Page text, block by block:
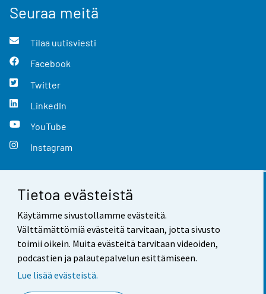
Tietoa evästeistä
Käytämme sivustollamme evästeitä.
Välttämättömiä evästeitä tarvitaan, jotta sivusto
toimii oikein. Muita evästeitä tarvitaan videoiden,
podcastien ja palautepalvelun esittämiseen.
Lue lisää evästeistä.
Seuraa meitä
Tilaa uutisviesti
Facebook
Twitter
LinkedIn
YouTube
Instagram
Yhteystiedot
Palaute
Käyttöehdot